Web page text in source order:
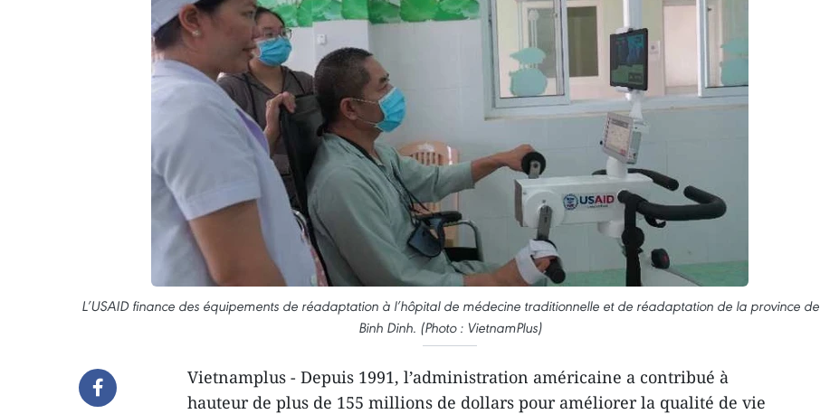
L’USAID finance des équipements de réadaptation à l’hôpital de médecine traditionnelle et de réadaptation de la province de
Binh Dinh. (Photo : VietnamPlus)
Vietnamplus - Depuis 1991, l’administration américaine a contribué à
hauteur de plus de 155 millions de dollars pour améliorer la qualité de vie